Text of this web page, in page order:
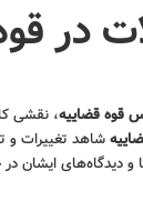
در
قوه قضاییه، نقشی
شاهد تغییرات و
و دیدگاه‌های